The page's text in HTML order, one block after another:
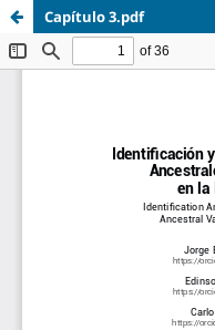
Capítulo 3.pdf